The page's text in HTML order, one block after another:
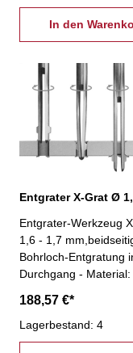
Einsparung einer
Aufspannung-
stabile Bauweise-
geeignet für jede
und nahezu jedes
Winkel
Winkel
33°
In den
Entgrater-Werkzeug
1,6 - 1,7
Bohrloch-Entgratung
Durchgang - Material:
Entgratung an
Stellen (z.B.
Einsparung einer
188,57 €*
Lagerbestand: 4